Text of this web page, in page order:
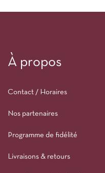
À propos
Contact / Horaires
Nos partenaires
Programme de fidélité
Livraisons & retours